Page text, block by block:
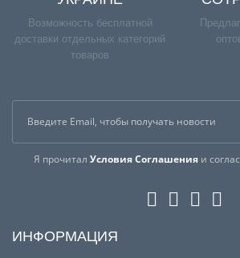
Возможность бесплатной
доставки отдельных категорий
товаров
Я прочитал Условия Соглашенияи
ИНФОРМАЦИЯ